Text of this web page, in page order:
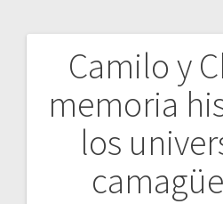
Camilo y
memoria
los
Navegación
de
entradas